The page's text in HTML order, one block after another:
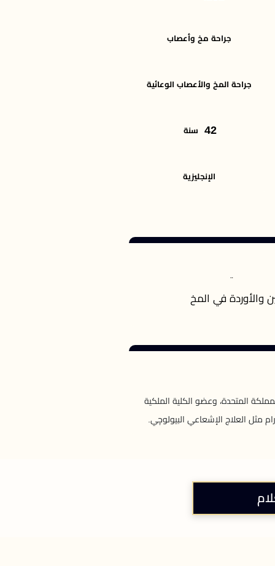
جراحة مخ وأعصاب
جراحة المخ والأعصاب الوعائية
42 سنة
الإنجليزية
والأوردة في المخ
المتحدة، وعضو الكلية الملكية
مثل العلاج الإشعاعي البيولوچي.